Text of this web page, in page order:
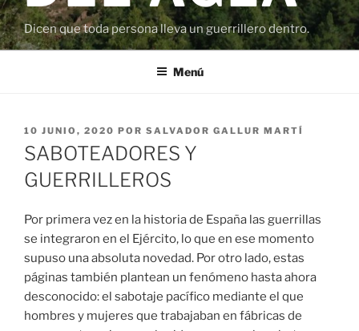
Dicen que toda persona lleva un guerrillero dentro.
Menú
PUBLICADO
EL
10 JUNIO, 2020 POR SALVADOR GALLUR MARTÍ
SABOTEADORES Y
GUERRILLEROS
Por primera vez en la historia de España las guerrillas
se integraron en el Ejército, lo que en ese momento
supuso una absoluta novedad. Por otro lado, estas
páginas también plantean un fenómeno hasta ahora
desconocido: el sabotaje pacífico mediante el que
hombres y mujeres que trabajaban en fábricas de